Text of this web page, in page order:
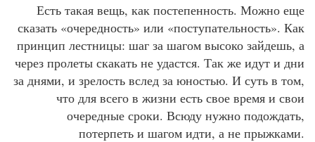
Есть такая вещь, как постепенность. Можно еще
сказать «очередность» или «поступательность». Как
принцип лестницы: шаг за шагом высоко зайдешь, а
через пролеты скакать не удастся. Так же идут и дни
за днями, и зрелость вслед за юностью. И суть в том,
что для всего в жизни есть свое время и свои
очередные сроки. Всюду нужно подождать,
потерпеть и шагом идти, а не прыжками.